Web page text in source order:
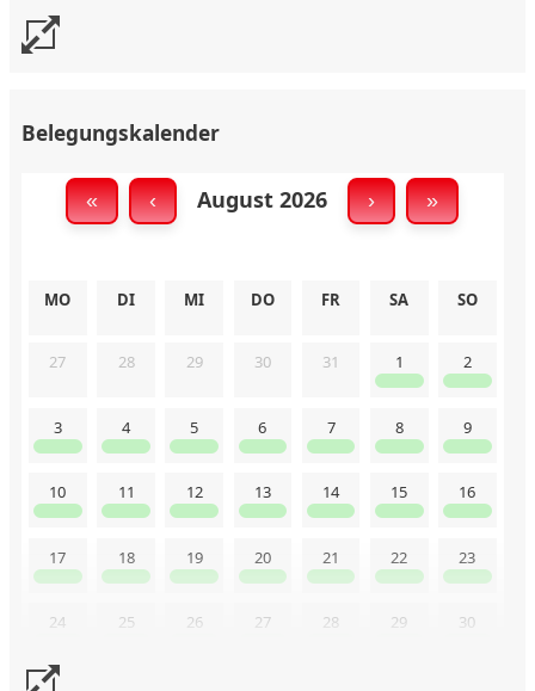
Belegungskalender
« ‹ August 2026 › »
MO DI MI DO FR SA SO
27 28 29 30 31 1 2
3 4 5 6 7 8 9
10 11 12 13 14 15 16
17 18 19 20 21 22 23
24 25 26 27 28 29 30